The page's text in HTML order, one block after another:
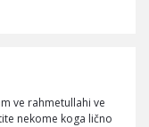
ve rahmetullahi ve
nekome koga lično